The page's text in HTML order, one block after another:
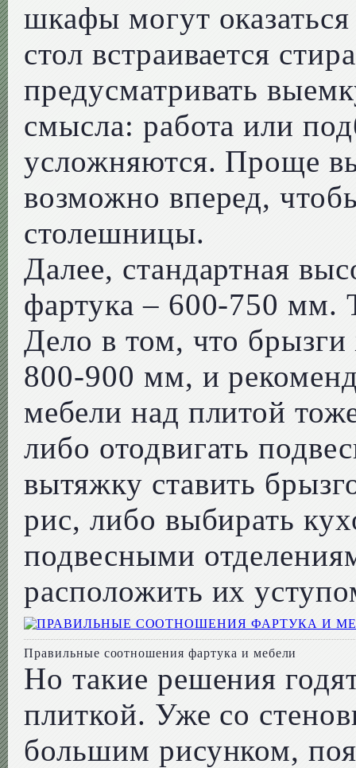
шкафы могут
стол встраивается
предусматривать
смысла: работа или
усложняются. Проще
возможно вперед,
столешницы.
Далее, стандартная
фартука – 600-750 мм.
Дело в том, что брызги
800-900 мм, и
мебели над плитой
либо отодвигать
вытяжку ставить
рис, либо выбирать
подвесными
расположить их
Правильные соотношения фартука и мебели
Но такие решения
плиткой. Уже со
большим рисунком,